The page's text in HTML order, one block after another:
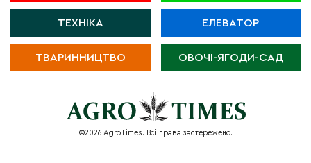
ТЕХНІКА ЕЛЕВАТОР
ТВАРИННИЦТВО ОВОЧІ-ЯГОДИ-САД
©2026 AgroTimes. Всі права застережено.